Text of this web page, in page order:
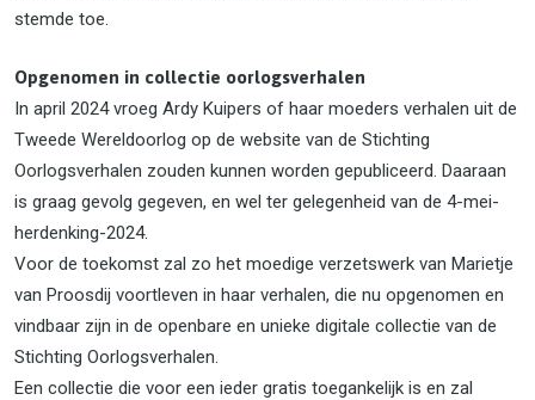
stemde toe.
Opgenomen in collectie oorlogsverhalen
In april 2024 vroeg Ardy Kuipers of haar moeders verhalen uit de
Tweede Wereldoorlog op de website van de Stichting
Oorlogsverhalen zouden kunnen worden gepubliceerd. Daaraan
is graag gevolg gegeven, en wel ter gelegenheid van de 4-mei-
herdenking-2024.
Voor de toekomst zal zo het moedige verzetswerk van Marietje
van Proosdij voortleven in haar verhalen, die nu opgenomen en
vindbaar zijn in de openbare en unieke digitale collectie van de
Stichting Oorlogsverhalen.
Een collectie die voor een ieder gratis toegankelijk is en zal